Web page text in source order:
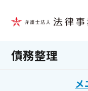
債務整理
メ